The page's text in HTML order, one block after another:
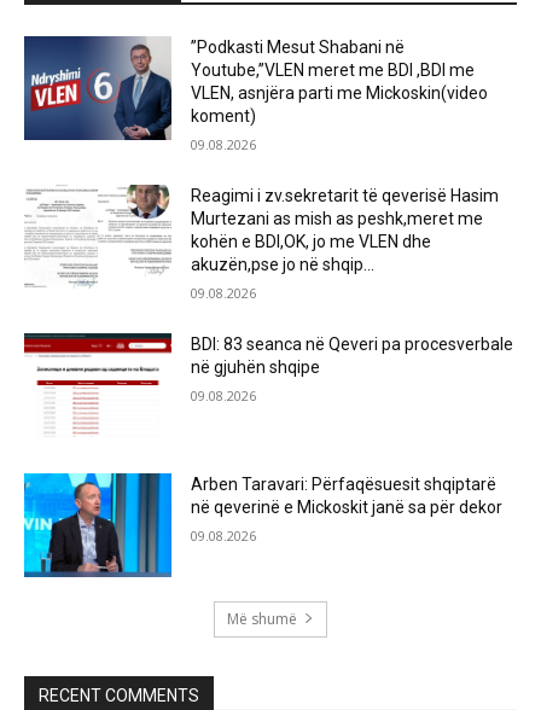
”Podkasti Mesut Shabani në
Youtube,”VLEN meret me BDI ,BDI me
VLEN, asnjëra parti me Mickoskin(video
koment)
09.08.2026
Reagimi i zv.sekretarit të qeverisë Hasim
Murtezani as mish as peshk,meret me
kohën e BDI,OK, jo me VLEN dhe
akuzën,pse jo në shqip...
09.08.2026
BDI: 83 seanca në Qeveri pa procesverbale
në gjuhën shqipe
09.08.2026
Arben Taravari: Përfaqësuesit shqiptarë
në qeverinë e Mickoskit janë sa për dekor
09.08.2026
Më shumë
RECENT COMMENTS